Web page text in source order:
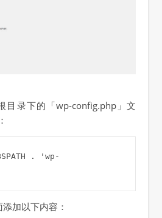
目录下的「wp-config.php」文
. 'wp-
加以下内容：